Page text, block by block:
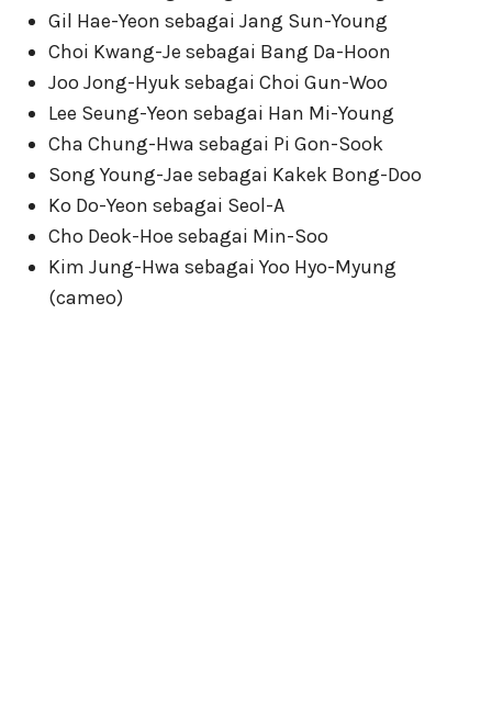
Gil Hae-Yeon sebagai Jang Sun-Young
Choi Kwang-Je sebagai Bang Da-Hoon
Joo Jong-Hyuk sebagai Choi Gun-Woo
Lee Seung-Yeon sebagai Han Mi-Young
Cha Chung-Hwa sebagai Pi Gon-Sook
Song Young-Jae sebagai Kakek Bong-Doo
Ko Do-Yeon sebagai Seol-A
Cho Deok-Hoe sebagai Min-Soo
Kim Jung-Hwa sebagai Yoo Hyo-Myung
(cameo)